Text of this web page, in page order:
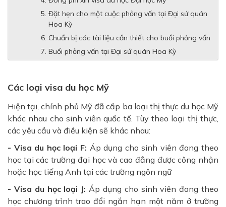
Đặt hẹn cho một cuộc phỏng vấn tại Đại sứ quán
Hoa Kỳ
Chuẩn bị các tài liệu cần thiết cho buổi phỏng vấn
Buổi phỏng vấn tại Đại sứ quán Hoa Kỳ
Các loại visa du học Mỹ
Hiện tại, chính phủ Mỹ đã cấp ba loại thị thực du học Mỹ
khác nhau cho sinh viên quốc tế. Tùy theo loại thị thực,
các yêu cầu và điều kiện sẽ khác nhau:
- Visa du học loại F: Áp dụng cho sinh viên đang theo
học tại các trường đại học và cao đẳng được công nhận
hoặc học tiếng Anh tại các trường ngôn ngữ
- Visa du học loại J: Áp dụng cho sinh viên đang theo
học chương trình trao đổi ngắn hạn một năm ở trường